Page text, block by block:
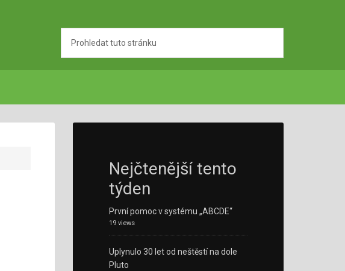
Nejčtenější tento
týden
První pomoc v systému „ABCDE“
19 views
Uplynulo 30 let od neštěstí na dole
Pluto